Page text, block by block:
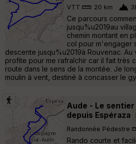
VTT 20 km
Ce parcours
jusqu%u2019au
chemin montant en
col pour m'engager
descente jusqu%u2019à Rouvenac. Au
profite pour me rafraîchir car il fait très
route dans le sens de la montée. Je
moulin à vent, destiné à concasser le
Aude - Le
depuis Espéraza
Randonnée Pédestre
Rando courte et